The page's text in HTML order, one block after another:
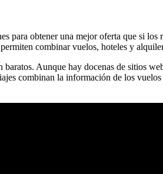
obtener una mejor oferta que si
combinar vuelos, hoteles y
Aunque hay docenas de sitios
combinan la información de los